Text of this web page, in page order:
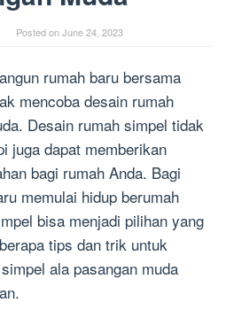
Posted onJune 24, 2023
rumah baru bersama
mencoba desain rumah
Desain rumah simpel tidak
juga dapat memberikan
bagi rumah Anda. Bagi
memulai hidup berumah
bisa menjadi pilihan yang
tips dan trik untuk
ala pasangan muda